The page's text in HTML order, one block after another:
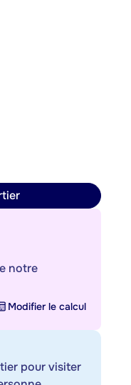
notre
Modifier le calcul
pour visiter